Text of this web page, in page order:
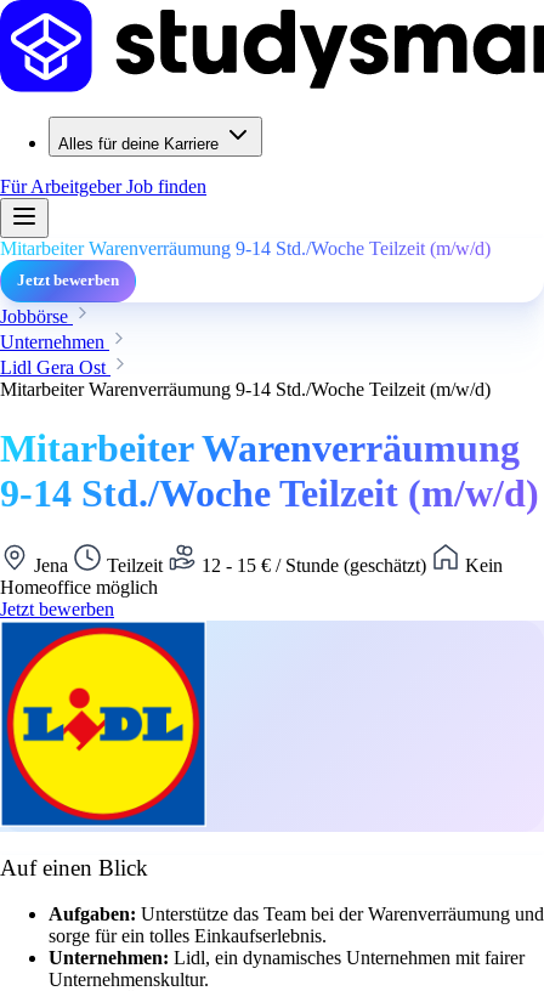
Alles für deine Karriere
Für ArbeitgeberJob finden
Mitarbeiter Warenverräumung 9-14 Std./Woche Teilzeit (m/w/d)
Jetzt bewerben
Jobbörse
Unternehmen
Lidl Gera Ost
Mitarbeiter Warenverräumung 9-14 Std./Woche Teilzeit (m/w/d)
Mitarbeiter Warenverräumung
9-14 Std./Woche Teilzeit (m/w/d)
Jena Teilzeit 12 - 15 € / Stunde (geschätzt)
Kein
Homeoffice möglich
Jetzt bewerben
Auf einen Blick
Aufgaben: Unterstütze das Team bei der Warenverräumung und
sorge für ein tolles Einkaufserlebnis.
Unternehmen: Lidl, ein dynamisches Unternehmen mit fairer
Unternehmenskultur.